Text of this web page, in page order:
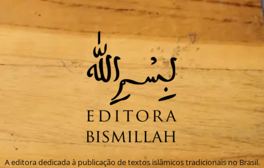
A editora dedicada à publicação de textos islâmicos tradicionais no Brasil.